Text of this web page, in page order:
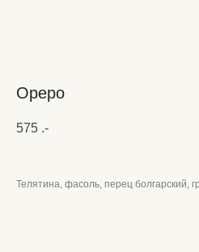
Ореро
575 .-
Телятина, фасоль, перец болгарский,